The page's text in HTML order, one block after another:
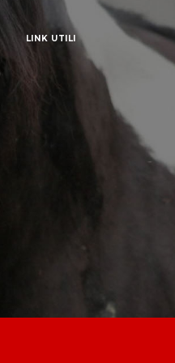
LINK UTILI